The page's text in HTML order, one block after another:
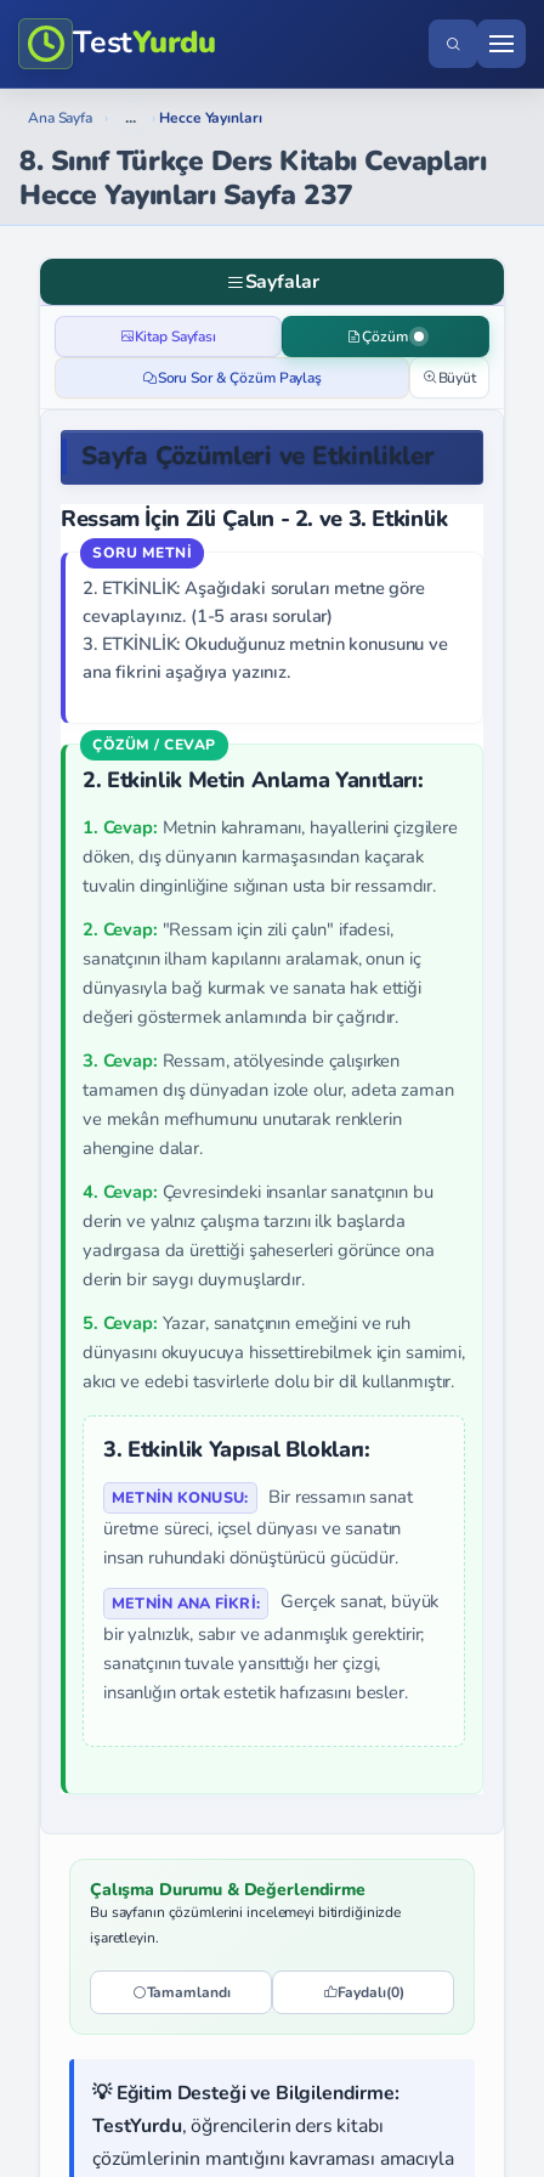
TestYurdu
Ana Sayfa › ... › Hecce Yayınları
8. Sınıf Türkçe Ders Kitabı Cevapları
Hecce Yayınları Sayfa 237
Sayfalar
Kitap Sayfası Çözüm
Soru Sor & Çözüm Paylaş Büyüt
Sayfa Çözümleri ve Etkinlikler
Ressam İçin Zili Çalın - 2. ve 3. Etkinlik
2. ETKİNLİK: Aşağıdaki soruları metne göre
cevaplayınız. (1-5 arası sorular)
3. ETKİNLİK: Okuduğunuz metnin konusunu ve
ana fikrini aşağıya yazınız.
2. Etkinlik Metin Anlama Yanıtları:
1. Cevap: Metnin kahramanı, hayallerini çizgilere
döken, dış dünyanın karmaşasından kaçarak
tuvalin dinginliğine sığınan usta bir ressamdır.
2. Cevap: "Ressam için zili çalın" ifadesi,
sanatçının ilham kapılarını aralamak, onun iç
dünyasıyla bağ kurmak ve sanata hak ettiği
değeri göstermek anlamında bir çağrıdır.
3. Cevap: Ressam, atölyesinde çalışırken
tamamen dış dünyadan izole olur, adeta zaman
ve mekân mefhumunu unutarak renklerin
ahengine dalar.
4. Cevap: Çevresindeki insanlar sanatçının bu
derin ve yalnız çalışma tarzını ilk başlarda
yadırgasa da ürettiği şaheserleri görünce ona
derin bir saygı duymuşlardır.
5. Cevap: Yazar, sanatçının emeğini ve ruh
dünyasını okuyucuya hissettirebilmek için samimi,
akıcı ve edebi tasvirlerle dolu bir dil kullanmıştır.
3. Etkinlik Yapısal Blokları:
METNIN KONUSU:
Bir ressamın sanat
üretme süreci, içsel dünyası ve sanatın
insan ruhundaki dönüştürücü gücüdür.
METNIN ANA FIKRI:
Gerçek sanat, büyük
bir yalnızlık, sabır ve adanmışlık gerektirir;
sanatçının tuvale yansıttığı her çizgi,
insanlığın ortak estetik hafızasını besler.
Çalışma Durumu & Değerlendirme
Bu sayfanın çözümlerini incelemeyi bitirdiğinizde
işaretleyin.
Tamamlandı Faydalı(0)
💡 Eğitim Desteği ve Bilgilendirme:
TestYurdu, öğrencilerin ders kitabı
çözümlerinin mantığını kavraması amacıyla